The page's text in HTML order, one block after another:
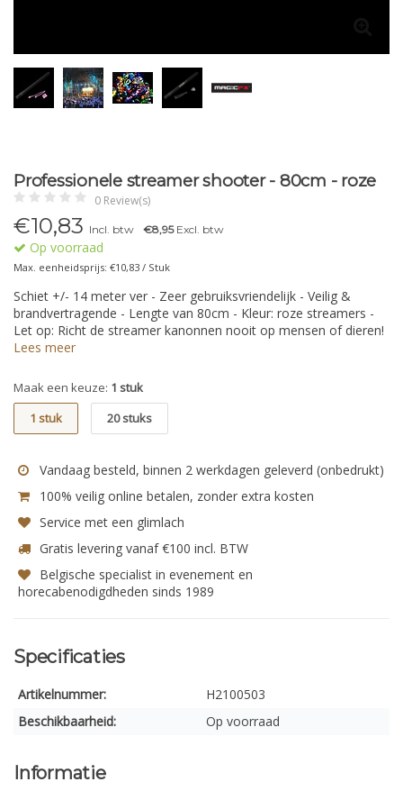
Professionele streamer shooter - 80cm - roze
0 Review(s)
€10,83 Incl. btw €8,95Excl. btw
Op voorraad
Max. eenheidsprijs: €10,83 / Stuk
Schiet +/- 14 meter ver - Zeer gebruiksvriendelijk - Veilig &
brandvertragende - Lengte van 80cm - Kleur: roze streamers -
Let op: Richt de streamer kanonnen nooit op mensen of dieren!
Lees meer
Maak een keuze: 1 stuk
1 stuk
20 stuks
Vandaag besteld, binnen 2 werkdagen geleverd (onbedrukt)
100% veilig online betalen, zonder extra kosten
Service met een glimlach
Gratis levering vanaf €100 incl. BTW
Belgische specialist in evenement en
horecabenodigdheden sinds 1989
Specificaties
Artikelnummer:
H2100503
Beschikbaarheid:
Op voorraad
Informatie